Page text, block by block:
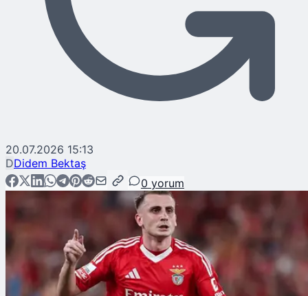
20.07.2026 15:13
DDidem Bektaş
0 yorum